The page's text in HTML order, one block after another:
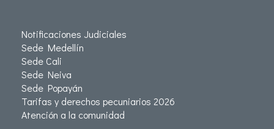
Notificaciones Judiciales
Sede Medellín
Sede Cali
Sede Neiva
Sede Popayán
Tarifas y derechos pecuniarios 2026
Atención a la comunidad